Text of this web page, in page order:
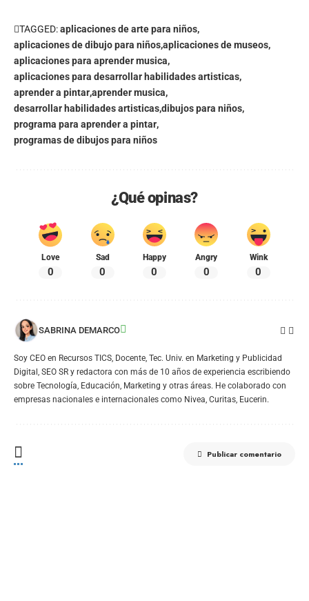
TAGGED:aplicaciones de arte para niños
aplicaciones de dibujo para niñosaplicaciones de museos
aplicaciones para aprender musica
aplicaciones para desarrollar habilidades artisticas
aprender a pintaraprender musica
desarrollar habilidades artisticasdibujos para niños
programa para aprender a pintar
programas de dibujos para niños
¿Qué opinas?
Love
0
Sad
0
Happy
0
Angry
0
Wink
0
SABRINA DEMARCO
Soy CEO en Recursos TICS, Docente, Tec. Univ. en Marketing y Publicidad
Digital, SEO SR y redactora con más de 10 años de experiencia escribiendo
sobre Tecnología, Educación, Marketing y otras áreas. He colaborado con
empresas nacionales e internacionales como Nivea, Curitas, Eucerin.
Publicar comentario